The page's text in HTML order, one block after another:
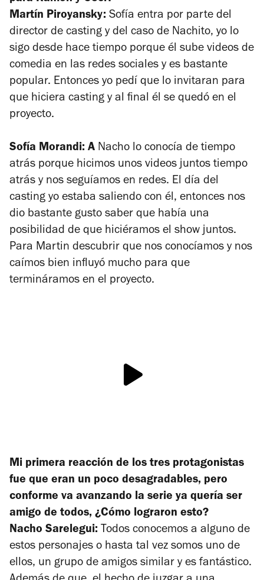
Martín Piroyansky: Sofía entra por parte del
director de casting y del caso de Nachito, yo lo
sigo desde hace tiempo porque él sube videos de
comedia en las redes sociales y es bastante
popular. Entonces yo pedí que lo invitaran para
que hiciera casting y al final él se quedó en el
proyecto.
Sofía Morandi: A Nacho lo conocía de tiempo
atrás porque hicimos unos videos juntos tiempo
atrás y nos seguíamos en redes. El día del
casting yo estaba saliendo con él, entonces nos
dio bastante gusto saber que había una
posibilidad de que hiciéramos el show juntos.
Para Martin descubrir que nos conocíamos y nos
caímos bien influyó mucho para que
termináramos en el proyecto.
Mi primera reacción de los tres protagonistas
fue que eran un poco desagradables, pero
conforme va avanzando la serie ya quería ser
amigo de todos, ¿Cómo lograron esto?
Nacho Sarelegui: Todos conocemos a alguno de
estos personajes o hasta tal vez somos uno de
ellos, un grupo de amigos similar y es fantástico.